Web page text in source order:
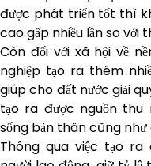
được phát triển tốt thì
cao gấp nhiều lần so với
Còn đối với xã hội về
nghiệp tạo ra thêm
giúp cho đất nước giải
tạo ra được nguồn thu
sống bản thân cũng như
Thông qua việc tạo ra